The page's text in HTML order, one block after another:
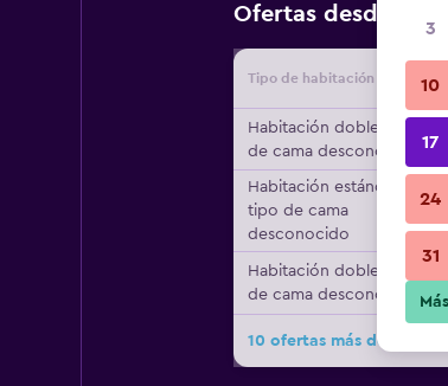
Ofertas desde
Tipo de habitación
Habitación doble, tipo
de cama desconocido
Habitación estándar,
tipo de cama
desconocido
Habitación doble, tipo
de cama desconocido
10 ofertas más de B&B
3
10
17
24
31